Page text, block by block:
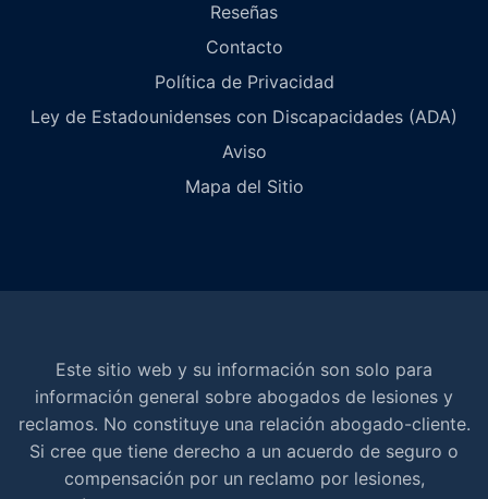
Reseñas
Contacto
Política de Privacidad
Ley de Estadounidenses con Discapacidades (ADA)
Aviso
Mapa del Sitio
Este sitio web y su información son solo para
información general sobre abogados de lesiones y
reclamos. No constituye una relación abogado-cliente.
Si cree que tiene derecho a un acuerdo de seguro o
compensación por un reclamo por lesiones,